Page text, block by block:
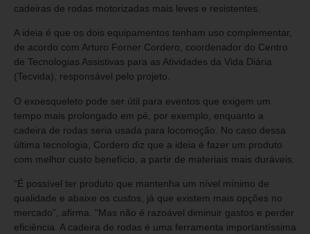
cadeiras de rodas motorizadas mais leves e resistentes.
A ideia é que os dois equipamentos tenham uso complementar,
de acordo com Arturo Forner Cordero, coordenador do Centro
de Tecnologias Assistivas para as Atividades da Vida Diária
(Tecvida), responsável pelo projeto.
O exoesqueleto pode ser útil para eventos que exigem um
tempo mais prolongado em pé, por exemplo, enquanto a
cadeira de rodas seria usada para locomoção. No caso dessa
última tecnologia, Cordero diz que a ideia é fazer um produto
com melhor custo benefício, a partir de materiais mais duráveis.
“É possível ter produto que mantenha um nível mínimo de
qualidade e abaixe os custos, já que existem mais opções no
mercado”, afirma. “Mas não é razoável diminuir gastos e perder
eficiência. A cadeira de rodas é uma ferramenta importantíssima